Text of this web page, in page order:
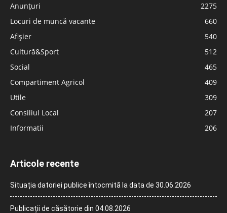
Anunțuri
2275
Locuri de muncă vacante
660
Afișier
540
Cultură&Sport
512
Social
465
Compartiment Agricol
409
Utile
309
Consiliul Local
207
Informatii
206
Articole recente
Situația datoriei publice întocmită la data de 30.06.2026
Publicații de căsătorie din 04.08.2026